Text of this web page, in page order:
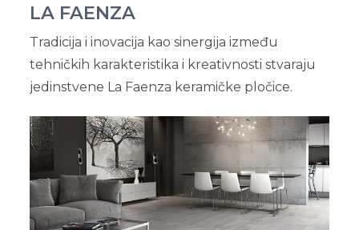
LA FAENZA
Tradicija i inovacija kao sinergija između
tehničkih karakteristika i kreativnosti stvaraju
jedinstvene La Faenza keramičke pločice.